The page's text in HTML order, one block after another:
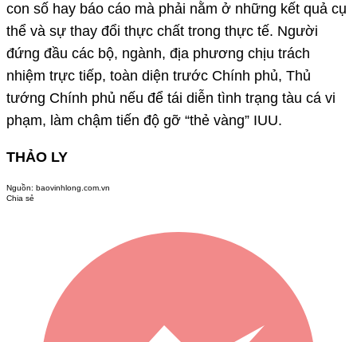
con số hay báo cáo mà phải nằm ở những kết quả cụ
thể và sự thay đổi thực chất trong thực tế. Người
đứng đầu các bộ, ngành, địa phương chịu trách
nhiệm trực tiếp, toàn diện trước Chính phủ, Thủ
tướng Chính phủ nếu để tái diễn tình trạng tàu cá vi
phạm, làm chậm tiến độ gỡ “thẻ vàng” IUU.
THẢO LY
Nguồn: baovinhlong.com.vn
Chia sẻ